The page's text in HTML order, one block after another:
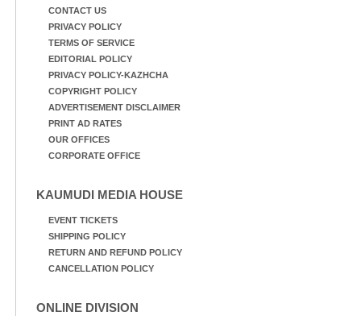
CONTACT US
PRIVACY POLICY
TERMS OF SERVICE
EDITORIAL POLICY
PRIVACY POLICY-KAZHCHA
COPYRIGHT POLICY
ADVERTISEMENT DISCLAIMER
PRINT AD RATES
OUR OFFICES
CORPORATE OFFICE
KAUMUDI MEDIA HOUSE
EVENT TICKETS
SHIPPING POLICY
RETURN AND REFUND POLICY
CANCELLATION POLICY
ONLINE DIVISION